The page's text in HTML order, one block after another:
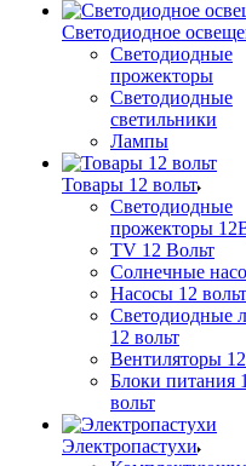
Светодиодное
Светодиодные
прожекторы
Светодиодные
светильники
Лампы
Товары 12 вольт
Светодиодные
прожекторы
TV 12 Вольт
Солнечные
Насосы 12 вольт
Светодиодные
12 вольт
Вентиляторы
Блоки питания
вольт
Электропастухи